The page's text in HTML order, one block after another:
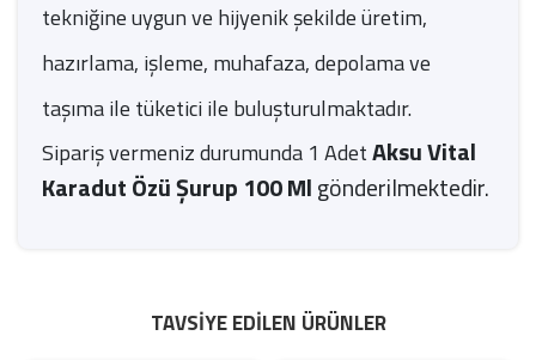
tekniğine uygun ve hijyenik şekilde üretim,
hazırlama, işleme, muhafaza, depolama ve
taşıma ile tüketici ile buluşturulmaktadır.
Sipariş vermeniz durumunda 1 AdetAksu Vital
Karadut Özü Şurup 100 Mlgönderilmektedir.
TAVSIYE EDILEN ÜRÜNLER